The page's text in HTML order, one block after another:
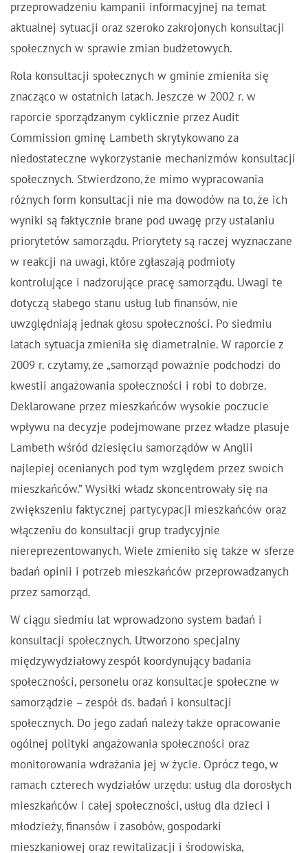
przeprowadzeniu kampanii informacyjnej na temat
aktualnej sytuacji oraz szeroko zakrojonych konsultacji
społecznych w sprawie zmian budżetowych.
Rola konsultacji społecznych w gminie zmieniła się
znacząco w ostatnich latach. Jeszcze w 2002 r. w
raporcie sporządzanym cyklicznie przez Audit
Commission gminę Lambeth skrytykowano za
niedostateczne wykorzystanie mechanizmów konsultacji
społecznych. Stwierdzono, że mimo wypracowania
różnych form konsultacji nie ma dowodów na to, że ich
wyniki są faktycznie brane pod uwagę przy ustalaniu
priorytetów samorządu. Priorytety są raczej wyznaczane
w reakcji na uwagi, które zgłaszają podmioty
kontrolujące i nadzorujące pracę samorządu. Uwagi te
dotyczą słabego stanu usług lub finansów, nie
uwzględniają jednak głosu społeczności. Po siedmiu
latach sytuacja zmieniła się diametralnie. W raporcie z
2009 r. czytamy, że „samorząd poważnie podchodzi do
kwestii angażowania społeczności i robi to dobrze.
Deklarowane przez mieszkańców wysokie poczucie
wpływu na decyzje podejmowane przez władze plasuje
Lambeth wśród dziesięciu samorządów w Anglii
najlepiej ocenianych pod tym względem przez swoich
mieszkańców.” Wysiłki władz skoncentrowały się na
zwiększeniu faktycznej partycypacji mieszkańców oraz
włączeniu do konsultacji grup tradycyjnie
niereprezentowanych. Wiele zmieniło się także w sferze
badań opinii i potrzeb mieszkańców przeprowadzanych
przez samorząd.
W ciągu siedmiu lat wprowadzono system badań i
konsultacji społecznych. Utworzono specjalny
międzywydziałowy zespół koordynujący badania
społeczności, personelu oraz konsultacje społeczne w
samorządzie – zespół ds. badań i konsultacji
społecznych. Do jego zadań należy także opracowanie
ogólnej polityki angażowania społeczności oraz
monitorowania wdrażania jej w życie. Oprócz tego, w
ramach czterech wydziałów urzędu: usług dla dorosłych
mieszkańców i całej społeczności, usług dla dzieci i
młodzieży, finansów i zasobów, gospodarki
mieszkaniowej oraz rewitalizacji i środowiska,